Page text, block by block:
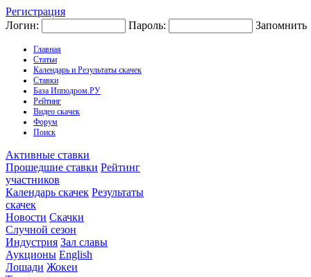
Регистрация
Логин:
Пароль: Запомнить
Главная
Статьи
Календарь и Результаты скачек
Ставки
База Ипподром.РУ
Рейтинг
Видео скачек
Форум
Поиск
Активные ставки
Прошедшие ставки Рейтинг
участников
Календарь скачек Результаты
скачек
Новости Скачки
Случной сезон
Индустрия Зал славы
Аукционы English
Лошади Жокеи